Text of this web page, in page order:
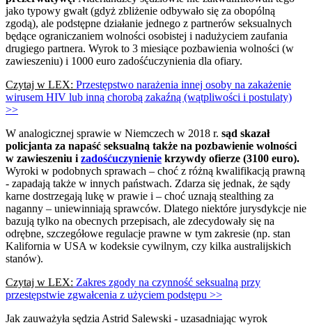
jako typowy gwałt (gdyż zbliżenie odbywało się za obopólną
zgodą), ale podstępne działanie jednego z partnerów seksualnych
będące ograniczaniem wolności osobistej i nadużyciem zaufania
drugiego partnera. Wyrok to 3 miesiące pozbawienia wolności (w
zawieszeniu) i 1000 euro zadośćuczynienia dla ofiary.
Czytaj w LEX: Przestępstwo narażenia innej osoby na zakażenie
wirusem HIV lub inną chorobą zakaźną (wątpliwości i postulaty)
>>
W analogicznej sprawie w Niemczech w 2018 r. sąd skazał
policjanta za napaść seksualną także na pozbawienie wolności
w zawieszeniu izadośćuczynienie krzywdy ofierze (3100 euro).
Wyroki w podobnych sprawach – choć z różną kwalifikacją prawną
- zapadają także w innych państwach. Zdarza się jednak, że sądy
karne dostrzegają lukę w prawie i – choć uznają stealthing za
naganny – uniewinniają sprawców. Dlatego niektóre jurysdykcje nie
bazują tylko na obecnych przepisach, ale zdecydowały się na
odrębne, szczegółowe regulacje prawne w tym zakresie (np. stan
Kalifornia w USA w kodeksie cywilnym, czy kilka australijskich
stanów).
Czytaj w LEX: Zakres zgody na czynność seksualną przy
przestępstwie zgwałcenia z użyciem podstępu >>
Jak zauważyła sędzia Astrid Salewski - uzasadniając wyrok